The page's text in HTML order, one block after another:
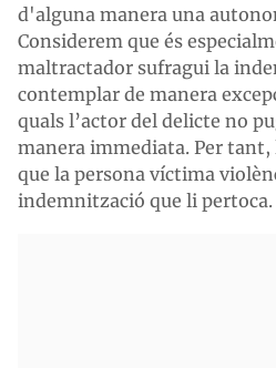
d'alguna manera una
Considerem que és
maltractador sufragui la
contemplar de manera
quals l’actor del delicte no
manera immediata. Per tant,
que la persona víctima
indemnització que li pertoca.